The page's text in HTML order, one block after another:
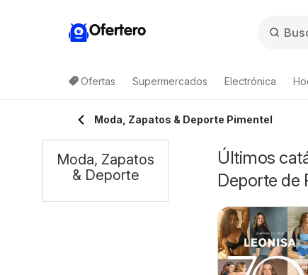
Ofertero
Ofertas Supermercados Electrónica
Moda, Zapatos & Deporte Pimentel
Últimos
Deporte de
Moda, Zapatos
& Deporte